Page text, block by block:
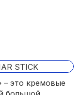
– это кремовые